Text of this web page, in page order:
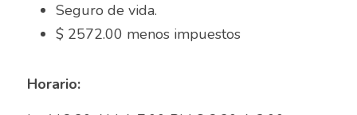
Asesor de ventas
Asesor de Venta y Gerente de Sucursal
Seguro de vida.
Horario: